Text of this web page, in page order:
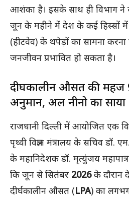
आशंका है। इसके साथ ही विभाग ने
जून के महीने में देश के कई हिस्सों में
(हीटवेव) के थपेड़ों का सामना
जनजीवन प्रभावित हो सकता है।
दीर्घकालीन औसत की महज
अनुमान, अल नीनो का साया
राजधानी दिल्ली में आयोजित एक
पृथ्वी विज्ञान मंत्रालय के सचिव डॉ.
के महानिदेशक डॉ. मृत्युंजय
कि जून से सितंबर 2026के दौरान
दीर्घकालीन औसत (LPA) का